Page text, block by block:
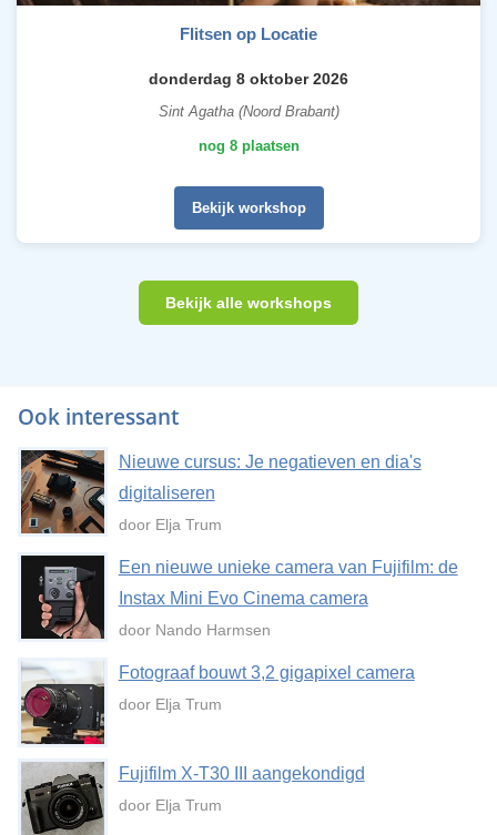
Flitsen op Locatie
donderdag 8 oktober 2026
Sint Agatha (Noord Brabant)
nog 8 plaatsen
Bekijk workshop
Bekijk alle workshops
Ook interessant
Nieuwe cursus: Je negatieven en dia's
digitaliseren
door Elja Trum
Een nieuwe unieke camera van Fujifilm: de
Instax Mini Evo Cinema camera
door Nando Harmsen
Fotograaf bouwt 3,2 gigapixel camera
door Elja Trum
Fujifilm X-T30 III aangekondigd
door Elja Trum